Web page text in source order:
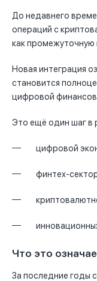
До недавнего
операций с
как промежуточную
Новая интеграция
становится
цифровой
Это ещё один шаг в
цифровой
финтех-
Что это
За последние годы